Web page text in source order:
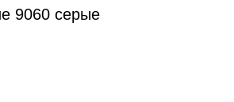
9060 серые